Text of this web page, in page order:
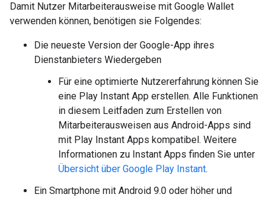
Damit Nutzer Mitarbeiterausweise mit Google Wallet
verwenden können, benötigen sie Folgendes:
Die neueste Version der Google-App ihres
Dienstanbieters Wiedergeben
Für eine optimierte Nutzererfahrung können Sie
eine Play Instant App erstellen. Alle Funktionen
in diesem Leitfaden zum Erstellen von
Mitarbeiterausweisen aus Android-Apps sind
mit Play Instant Apps kompatibel. Weitere
Informationen zu Instant Apps finden Sie unter
Übersicht über Google Play Instant.
Ein Smartphone mit Android 9.0 oder höher und